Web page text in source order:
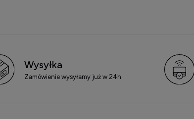
Wysyłka
Zamówienie wysyłamy już w 24h